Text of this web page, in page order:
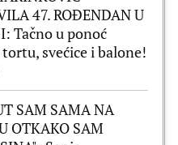
47. ROĐENDAN U
Tačno u ponoć
svećice i balone!
SAM SAMA NA
OTKAKO SAM